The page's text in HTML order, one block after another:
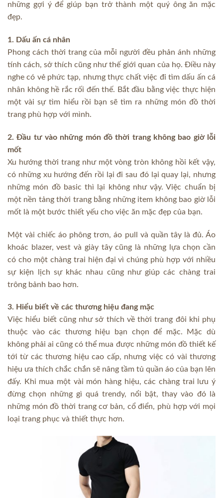
những gợi ý để giúp bạn trở thành một quý ông ăn mặc
đẹp.
1. Dấu ấn cá nhân
Phong cách thời trang của mỗi người đều phản ánh những
tính cách, sở thích cũng như thế giới quan của họ. Điều này
nghe có vẻ phức tạp, nhưng thực chất việc đi tìm dấu ấn cá
nhân không hề rắc rối đến thế. Bắt đầu bằng việc thực hiện
một vài sự tìm hiểu rồi bạn sẽ tìm ra những món đồ thời
trang phù hợp với mình.
2. Đầu tư vào những món đồ thời trang không bao giờ lỗi
mốt
Xu hướng thời trang như một vòng tròn không hồi kết vậy,
có những xu hướng đến rồi lại đi sau đó lại quay lại, nhưng
những món đồ basic thì lại không như vậy. Việc chuẩn bị
một nền tảng thời trang bằng những item không bao giờ lỗi
mốt là một bước thiết yếu cho việc ăn mặc đẹp của bạn.
Một vài chiếc áo phông trơn, áo pull và quần tây là đủ. Áo
khoác blazer, vest và giày tây cũng là những lựa chọn cần
có cho một chàng trai hiện đại vì chúng phù hợp với nhiều
sự kiện lịch sự khác nhau cũng như giúp các chàng trai
trông bảnh bao hơn.
3. Hiểu biết về các thương hiệu đang mặc
Việc hiểu biết cũng như sở thích về thời trang đôi khi phụ
thuộc vào các thương hiệu bạn chọn để mặc. Mặc dù
không phải ai cũng có thể mua được những món đồ thiết kế
tới từ các thương hiệu cao cấp, nhưng việc có vài thương
hiệu ưa thích chắc chắn sẽ nâng tầm tủ quần áo của bạn lên
đấy. Khi mua một vài món hàng hiệu, các chàng trai lưu ý
đừng chọn những gì quá trendy, nổi bật, thay vào đó là
những món đồ thời trang cơ bản, cổ điển, phù hợp với mọi
loại trang phục và thiết thực hơn.